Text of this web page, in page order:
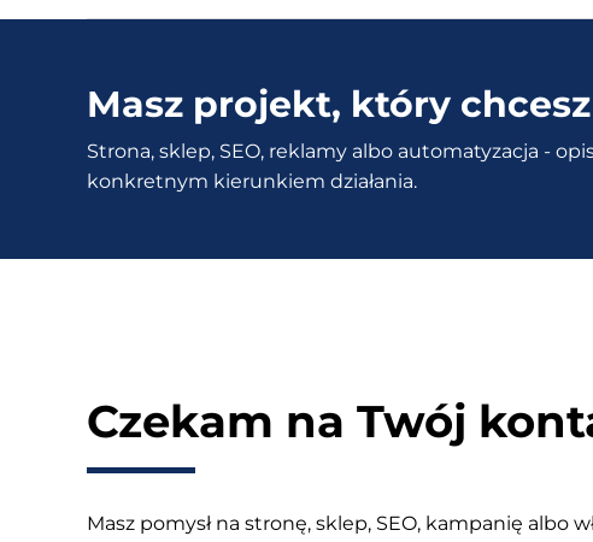
–
integracja
Twojego
sklepu
z
Masz projekt, który
Strona, sklep, SEO, reklamy albo automatyzacja -
konkretnym kierunkiem działania.
Czekam na Twój
Masz pomysł na stronę, sklep, SEO, kampanię albo